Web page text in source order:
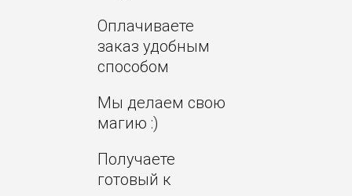
Оплачиваете
заказ удобным
способом
Мы делаем свою
магию :)
Получаете
готовый к